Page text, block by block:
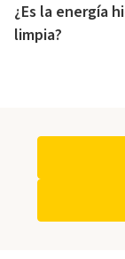
¿Es la energía
limpia?